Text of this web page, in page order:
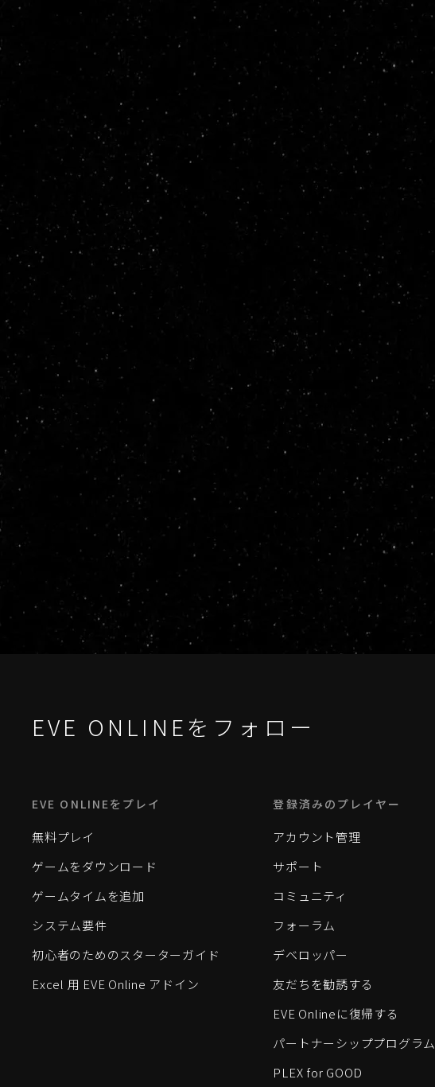
EVE ONLINEをフォロー
EVE ONLINEをプレイ
無料プレイ
ゲームをダウンロード
ゲームタイムを追加
システム要件
初心者のためのスターターガイド
Excel 用 EVE Online アドイン
登録済みのプレイヤー
アカウント管理
サポート
コミュニティ
フォーラム
デベロッパー
友だちを勧誘する
EVE Onlineに復帰する
パートナーシッププログラム
PLEX for GOOD